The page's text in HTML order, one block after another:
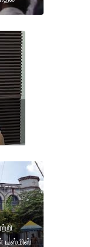
டிஸ்மிஸ்